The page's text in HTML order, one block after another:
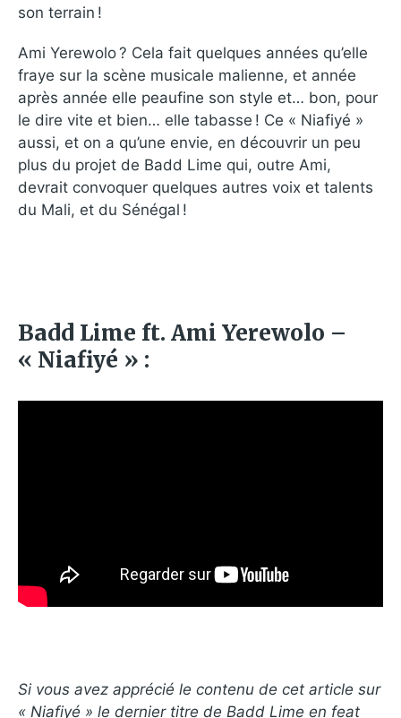
son terrain !
Ami Yerewolo ? Cela fait quelques années qu’elle
fraye sur la scène musicale malienne, et année
après année elle peaufine son style et… bon, pour
le dire vite et bien… elle tabasse ! Ce « Niafiyé »
aussi, et on a qu’une envie, en découvrir un peu
plus du projet de Badd Lime qui, outre Ami,
devrait convoquer quelques autres voix et talents
du Mali, et du Sénégal !
Badd Lime ft. Ami Yerewolo –
« Niafiyé » :
Si vous avez apprécié le contenu de cet article sur
« Niafiyé » le dernier titre de Badd Lime en feat